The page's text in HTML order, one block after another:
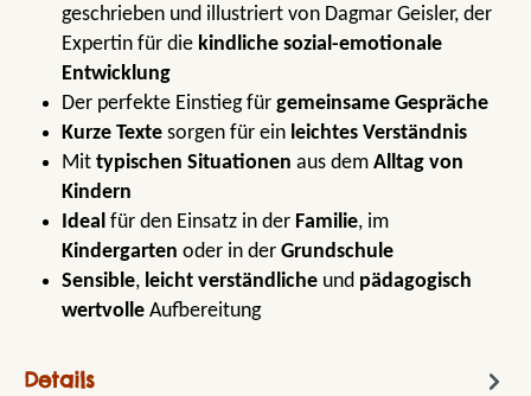
geschrieben und illustriert von Dagmar Geisler, der
Expertin für die kindliche sozial-emotionale
Entwicklung
Der perfekte Einstieg für gemeinsame Gespräche
Kurze Texte sorgen für ein leichtes Verständnis
Mit typischen Situationen aus dem Alltag von
Kindern
Ideal für den Einsatz in der Familie, im
Kindergarten oder in der Grundschule
Sensible, leicht verständliche und pädagogisch
wertvolle Aufbereitung
Details